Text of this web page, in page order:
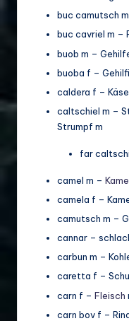
buc camutsch
buc cavriel m –
buob m –
buoba f –
caldera f –
caltschiel m –
Strumpf m
far
camel m –
camela f –
camutsch m –
cannar –
carbun m –
caretta f –
carn f – Fleisch
carn bov f –